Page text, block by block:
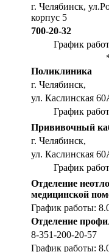
г. Челябинск,
корпус 5
700-20-32
График
Поликлиника
г. Челябинск,
ул. Каслинская
График
Прививочный
г. Челябинск,
ул. Каслинская
График
Отделение
медицинской
График работы:
Отделение
8-351-200-20-57
График работы: